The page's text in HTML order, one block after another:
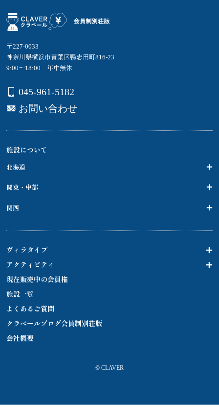
〒227-0033
神奈川県横浜市青葉区鴨志田町816-23
9:00～18:00 年中無休
045-961-5182
お問い合わせ
施設について
北海道
関東・中部
関西
ヴィラタイプ
アクティビティ
現在販売中の会員権
施設一覧
よくあるご質問
クラベールブログ会員制別荘版
会社概要
© CLAVER